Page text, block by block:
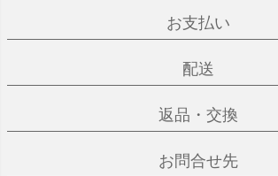
お支払い
配送
返品・交換
お問合せ先